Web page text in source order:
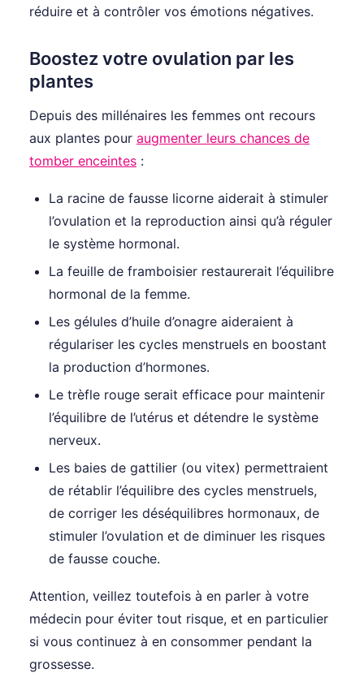
réduire et à contrôler vos émotions négatives.
Boostez votre ovulation par les
plantes
Depuis des millénaires les femmes ont recours
aux plantes pour augmenter leurs chances de
tomber enceintes :
La racine de fausse licorne aiderait à stimuler
l’ovulation et la reproduction ainsi qu’à réguler
le système hormonal.
La feuille de framboisier restaurerait l’équilibre
hormonal de la femme.
Les gélules d’huile d’onagre aideraient à
régulariser les cycles menstruels en boostant
la production d’hormones.
Le trèfle rouge serait efficace pour maintenir
l’équilibre de l’utérus et détendre le système
nerveux.
Les baies de gattilier (ou vitex) permettraient
de rétablir l’équilibre des cycles menstruels,
de corriger les déséquilibres hormonaux, de
stimuler l’ovulation et de diminuer les risques
de fausse couche.
Attention, veillez toutefois à en parler à votre
médecin pour éviter tout risque, et en particulier
si vous continuez à en consommer pendant la
grossesse.